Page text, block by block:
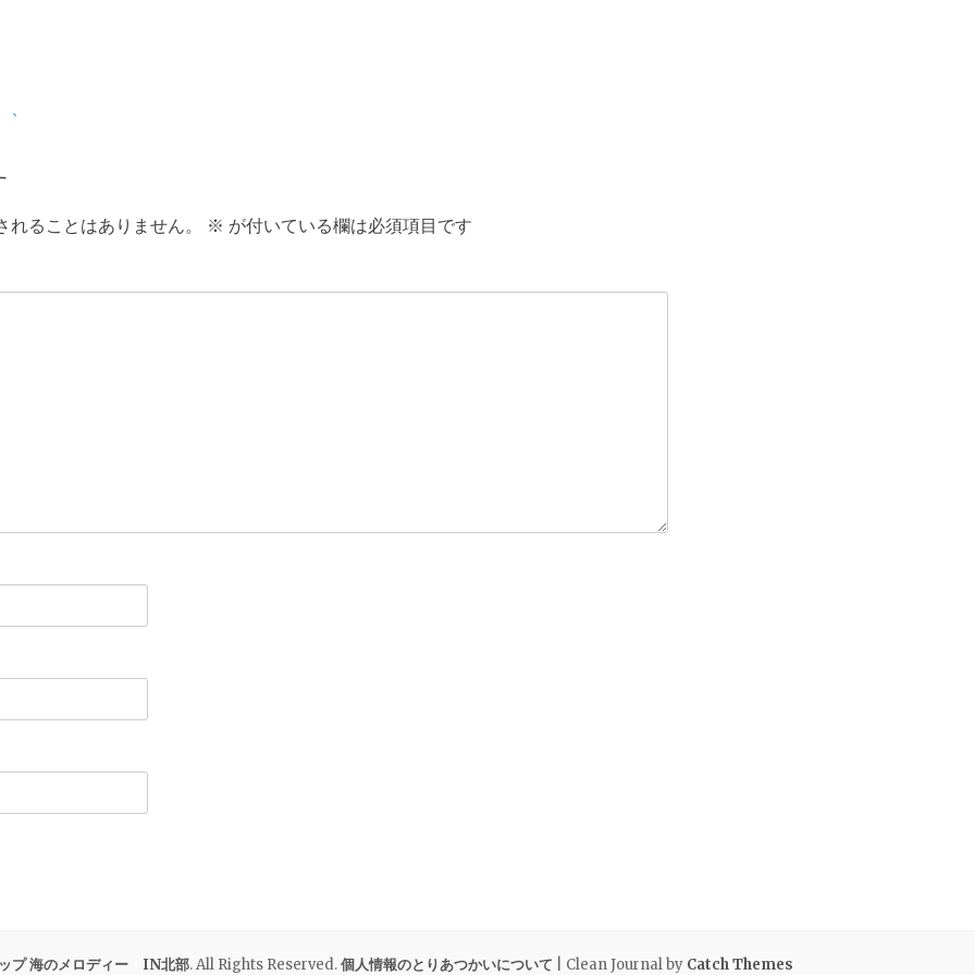
ることはありません。 ※ が付いている欄は必須項目です
プ 海のメロディー IN北部. All Rights Reserved.個人情報のとりあつかいについて | Clean Journal by Catch Themes